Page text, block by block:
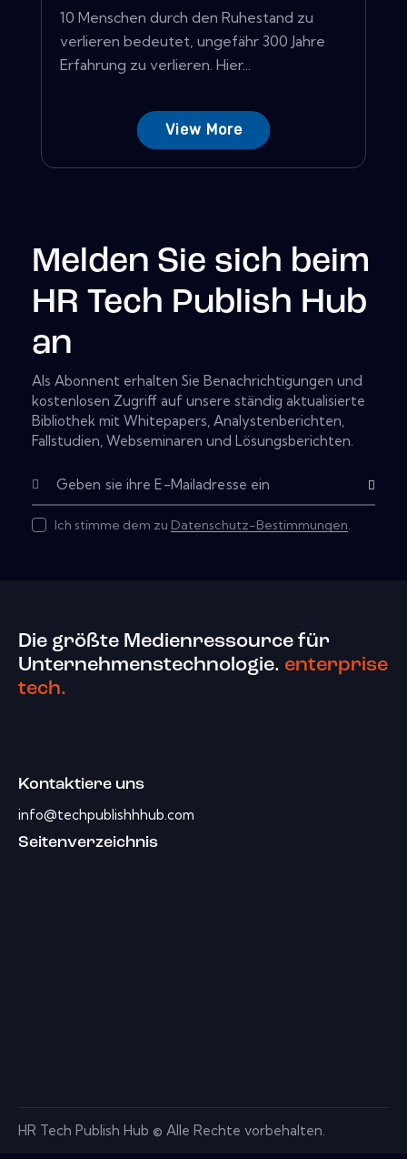
10 Menschen durch den Ruhestand zu
verlieren bedeutet, ungefähr 300 Jahre
Erfahrung zu verlieren. Hier...
View More
Melden Sie sich beim
HR Tech Publish Hub
an
Als Abonnent erhalten Sie Benachrichtigungen und
kostenlosen Zugriff auf unsere ständig aktualisierte
Bibliothek mit Whitepapers, Analystenberichten,
Fallstudien, Webseminaren und Lösungsberichten.
Subscribe
Ich stimme dem zu Datenschutz-Bestimmungen.
Die größte Medienressource für
Unternehmenstechnologie. enterprise
tech.
Kontaktiere uns
info@techpublishhhub.com
Seitenverzeichnis
HR Tech Publish Hub © Alle Rechte vorbehalten.